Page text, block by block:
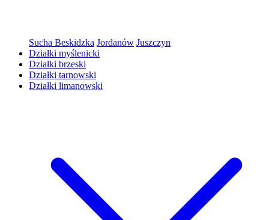
Sucha Beskidzka Jordanów Juszczyn
Działki myślenicki
Działki brzeski
Działki tarnowski
Działki limanowski